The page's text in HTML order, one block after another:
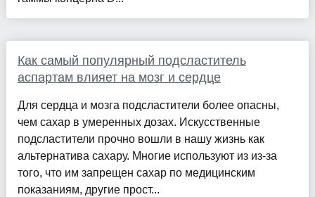
Как самый популярный подсластитель
аспартам влияет на мозг и сердце
Для сердца и мозга подсластители более опасны,
чем сахар в умеренных дозах. Искусственные
подсластители прочно вошли в нашу жизнь как
альтернатива сахару. Многие используют из из-за
того, что им запрещен сахар по медицинским
показаниям, другие прост...